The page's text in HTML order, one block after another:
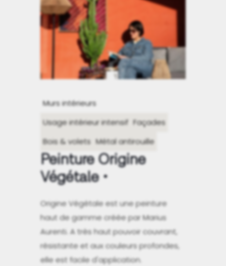
Murs intérieurs
Usage intérieur intensif Façades
Bois & volets Métal antirouille
Peinture Origine
Végétale
Origine Végétale est une peinture
haut de gamme créée par Marius
Aurenti. A très haut pouvoir couvrant,
résistante et aux couleurs profondes,
elle est facile d'application.